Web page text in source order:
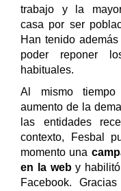
trabajo y la
casa por ser
Han tenido
poder reponer
habituales.
Al mismo tiempo
aumento de la
las entidades
contexto, Fesbal
momento una
en la weby habilitó
Facebook.